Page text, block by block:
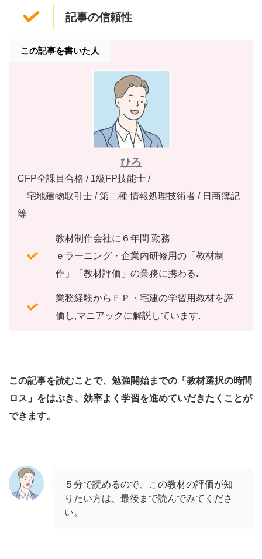
記事の信頼性
この記事を書いた人
ひろ
CFP全課目合格 / 1級FP技能士 /
宅地建物取引士 / 第二種 情報処理技術者 / 日商簿記
等
教材制作会社に６年間 勤務
ｅラーニング・企業内研修用の「教材制
作」「教材評価」の業務に携わる.
業務経験からＦＰ・宅建の学習用教材を評
価し,マニアックに解説しています.
この記事を読むことで、勉強開始までの「教材選択の時間
ロス」をはぶき、効率よく学習を進めていだきたくことが
できます。
５分で読めるので、この教材の評価が知
りたい方は、最後まで読んでみてくださ
い。